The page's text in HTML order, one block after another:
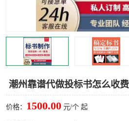
潮州靠谱代做投标书怎么收
价格： 1500.00 元/个 起